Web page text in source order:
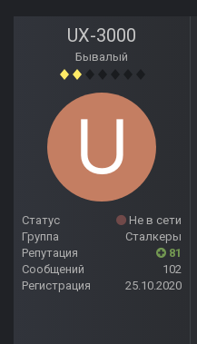
UX-3000
Бывалый
Статус
Не в сети
Группа
Сталкеры
Репутация
81
Сообщений
102
Регистрация
25.10.2020